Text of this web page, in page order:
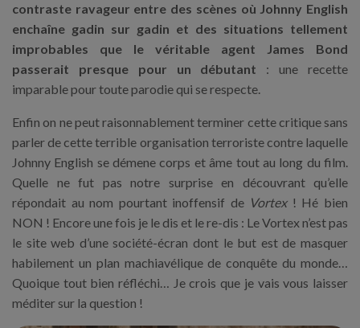
contraste ravageur entre des scènes où Johnny English
enchaîne gadin sur gadin et des situations tellement
improbables que le véritable agent James Bond
passerait presque pour un débutant : une recette
imparable pour toute parodie qui se respecte.
Enfin on ne peut raisonnablement terminer cette critique sans
parler de cette terrible organisation terroriste contre laquelle
Johnny English se démene corps et âme tout au long du film.
Quelle ne fut pas notre surprise en découvrant qu’elle
répondait au nom pourtant inoffensif de Vortex! Hé bien
NON ! Encore une fois je le dis et le re-dis : Le Vortex n’est pas
le site web d’une société-écran dont le but est de masquer
habilement un plan machiavélique de conquête du monde…
Quoique tout bien réfléchi… Je crois que je vais vous laisser
méditer sur la question !